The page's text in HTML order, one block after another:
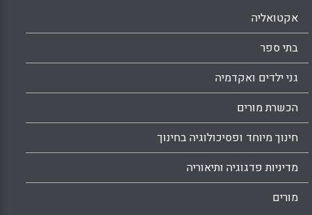
אקטואליה
בתי ספר
גני ילדים ואקדמיה
הכשרת מורים
חינוך מיוחד ופסיכולוגיה בחינוך
מדיניות פדגוגיה ותיאוריה
מורים